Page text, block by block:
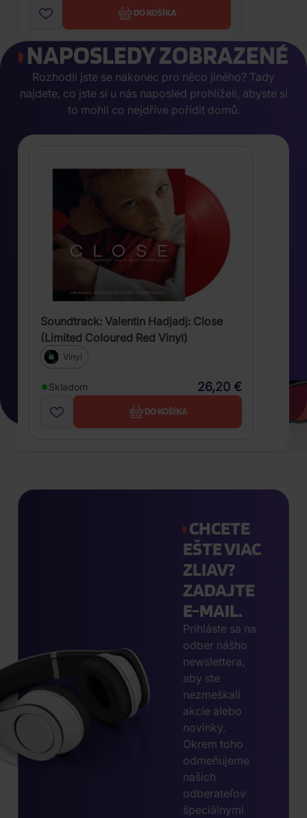
DO KOŠÍKA
NAPOSLEDY ZOBRAZENÉ
Rozhodli jste se nakonec pro něco jiného? Tady
najdete, co jste si u nás naposled prohlíželi, abyste si
to mohli co nejdříve pořídit domů.
Soundtrack: Valentin Hadjadj: Close
(Limited Coloured Red Vinyl)
Vinyl
Skladom 26,20 €
DO KOŠÍKA
CHCETE
EŠTE VIAC
ZLIAV?
ZADAJTE
E-MAIL.
Prihláste sa na
odber nášho
newslettera,
aby ste
nezmeškali
akcie alebo
novinky.
Okrem toho
odmeňujeme
našich
odberateľov
špeciálnymi